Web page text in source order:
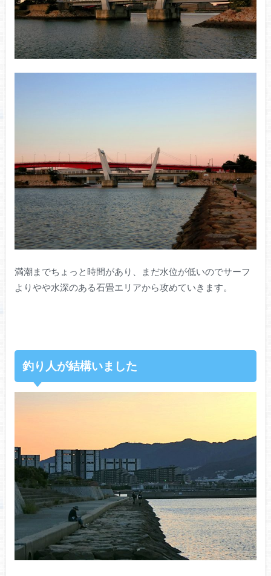
満潮までちょっと時間があり、まだ水位が低いのでサーフ
よりやや水深のある石畳エリアから攻めていきます。
釣り人が結構いました